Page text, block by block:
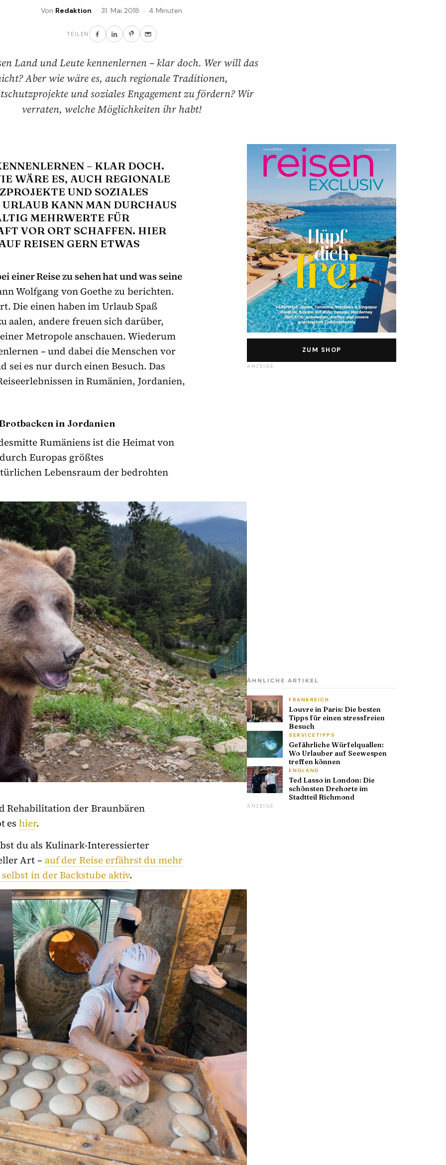
Von Redaktion · 31. Mai 2018 · 4 Minuten
TEILEN
Land und Leute kennenlernen – klar doch. Wer will das
Aber wie wäre es, auch regionale Traditionen,
und soziales Engagement zu fördern? Wir
verraten, welche Möglichkeiten ihr habt!
– KLAR DOCH.
WÄRE ES, AUCH REGIONALE
UND SOZIALES
KANN MAN DURCHAUS
MEHRWERTE FÜR
VOR ORT SCHAFFEN. HIER
REISEN GERN ETWAS
einer Reise zu sehen hat und was seine
Wolfgang von Goethe zu berichten.
Die einen haben im Urlaub Spaß
aalen, andere freuen sich darüber,
Metropole anschauen. Wiederum
– und dabei die Menschen vor
es nur durch einen Besuch. Das
in Rumänien, Jordanien,
in Jordanien
Rumäniens ist die Heimat von
Europas größtes
Lebensraum der bedrohten
Rehabilitation der Braunbären
eshier.
du als Kulinark-Interessierter
Art – auf der Reise erfährst du mehr
in der Backstube aktiv.
ZUM SHOP
ANZEIGE
ÄHNLICHE ARTIKEL
FRANKREICH
Louvre in Paris: Die besten
Tipps für einen stressfreien
Besuch
SERVICETIPPS
Gefährliche Würfelquallen:
Wo Urlauber auf Seewespen
treffen können
ENGLAND
Ted Lasso in London: Die
schönsten Drehorte im
Stadtteil Richmond
ANZEIGE